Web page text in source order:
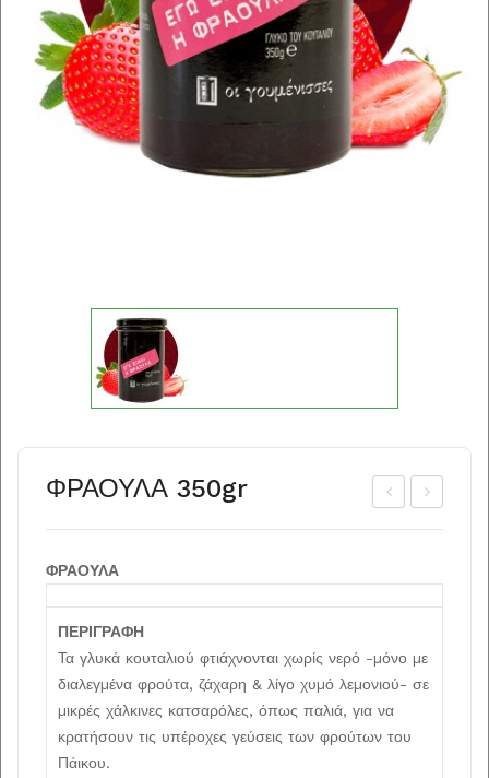
ΥΚ
ΤΣΕ
ΛΙ
350
ΚΑ
ΦΡΑΟΥΛΑ 350gr
ΦΡΑΟΥΛΑ
ΠΕΡΙΓΡΑΦΗ
Τα γλυκά κουταλιού φτιάχνονται χωρίς νερό -µόνο µε
διαλεγµένα φρούτα, ζάχαρη & λίγο χυµό λεµονιού- σε
µικρές χάλκινες κατσαρόλες, όπως παλιά, για να
κρατήσουν τις υπέροχες γεύσεις των φρούτων του
Πάικου.